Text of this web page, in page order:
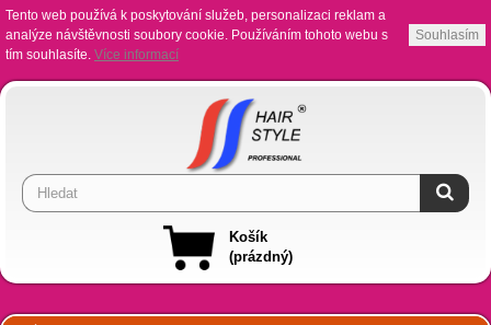
Tento web používá k poskytování služeb, personalizaci reklam a
analýze návštěvnosti soubory cookie. Používáním tohoto webu s
tím souhlasíte. Více informací
Souhlasím
Košík
(prázdný)